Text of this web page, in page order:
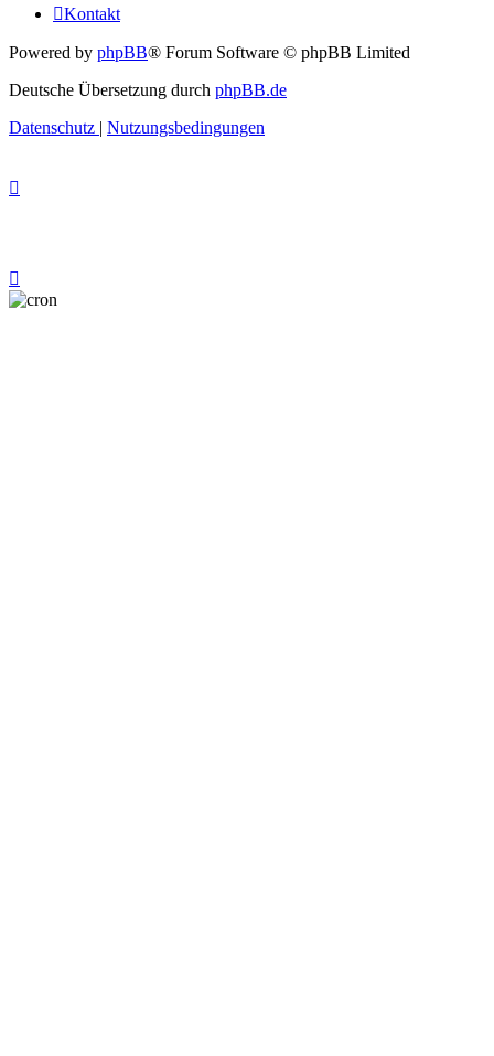
Kontakt
Powered by phpBB® Forum Software © phpBB Limited
Deutsche Übersetzung durch phpBB.de
Datenschutz
Nutzungsbedingungen